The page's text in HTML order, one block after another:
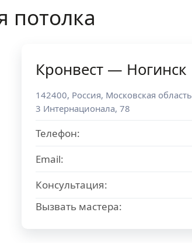
потолка
Кронвест — Ногинск
142400, Россия, Московская область
3 Интернационала, 78
Телефон:
Email:
Консультация:
Вызвать мастера: